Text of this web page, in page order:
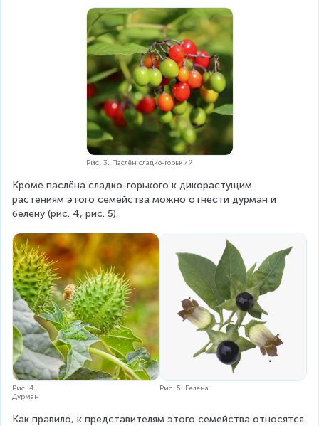
Рис. 3. Паслён сладко-горький
Кроме паслёна сладко-горького к дикорастущим
растениям этого семейства можно отнести дурман и
белену (рис. 4, рис. 5).
Рис. 4.
Дурман
Рис. 5. Белена
Как правило, к представителям этого семейства относятся